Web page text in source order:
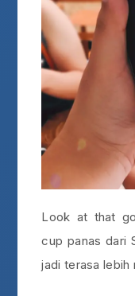
Look at that
cup panas dari
jadi terasa lebih